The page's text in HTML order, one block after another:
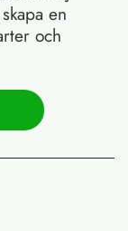
en
och